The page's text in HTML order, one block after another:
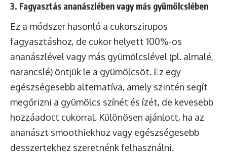
3. Fagyasztás ananászlében vagy más gyümölcslében
Ez a módszer hasonló a cukorszirupos
fagyasztáshoz, de cukor helyett 100%-os
ananászlével vagy más gyümölcslével (pl. almalé,
narancslé) öntjük le a gyümölcsöt. Ez egy
egészségesebb alternatíva, amely szintén segít
megőrizni a gyümölcs színét és ízét, de kevesebb
hozzáadott cukorral. Különösen ajánlott, ha az
ananászt smoothiekhoz vagy egészségesebb
desszertekhez szeretnénk felhasználni.